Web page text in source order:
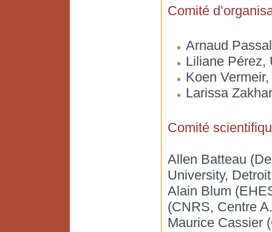
Comité
Arnaud
Liliane Pérez,
Koen
Larissa
Comité
Allen Batteau
University,
Alain Blum
(CNRS, Centre
Maurice Cassier